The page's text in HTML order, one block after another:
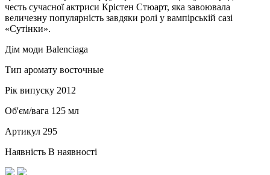
честь сучасної актриси Крістен Стюарт, яка завоювала
величезну популярність завдяки ролі у вампірській сазі
«Сутінки».
Дім моди Balenciaga
Тип аромату восточные
Рік випуску 2012
Об'єм/вага 125 мл
Артикул 295
Наявність В наявності